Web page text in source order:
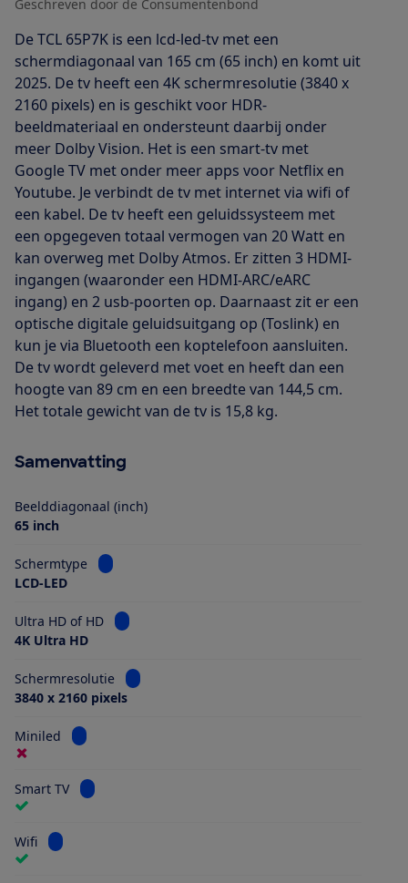
Geschreven door de Consumentenbond
De TCL 65P7K is een lcd-led-tv met een
schermdiagonaal van 165 cm (65 inch) en komt uit
2025. De tv heeft een 4K schermresolutie (3840 x
2160 pixels) en is geschikt voor HDR-
beeldmateriaal en ondersteunt daarbij onder
meer Dolby Vision. Het is een smart-tv met
Google TV met onder meer apps voor Netflix en
Youtube. Je verbindt de tv met internet via wifi of
een kabel. De tv heeft een geluidssysteem met
een opgegeven totaal vermogen van 20 Watt en
kan overweg met Dolby Atmos. Er zitten 3 HDMI-
ingangen (waaronder een HDMI-ARC/eARC
ingang) en 2 usb-poorten op. Daarnaast zit er een
optische digitale geluidsuitgang op (Toslink) en
kun je via Bluetooth een koptelefoon aansluiten.
De tv wordt geleverd met voet en heeft dan een
hoogte van 89 cm en een breedte van 144,5 cm.
Het totale gewicht van de tv is 15,8 kg.
Samenvatting
Beelddiagonaal (inch)
65 inch
Schermtype
Bekijk informatie voor Schermtype
LCD-LED
Ultra HD of HD
Bekijk informatie voor Ultra HD of HD
4K Ultra HD
Schermresolutie
Bekijk informatie voor Schermresolutie
3840 x 2160 pixels
Miniled Bekijk informatie voor Miniled
Smart TV Bekijk informatie voor Smart TV
Wifi Bekijk informatie voor Wifi